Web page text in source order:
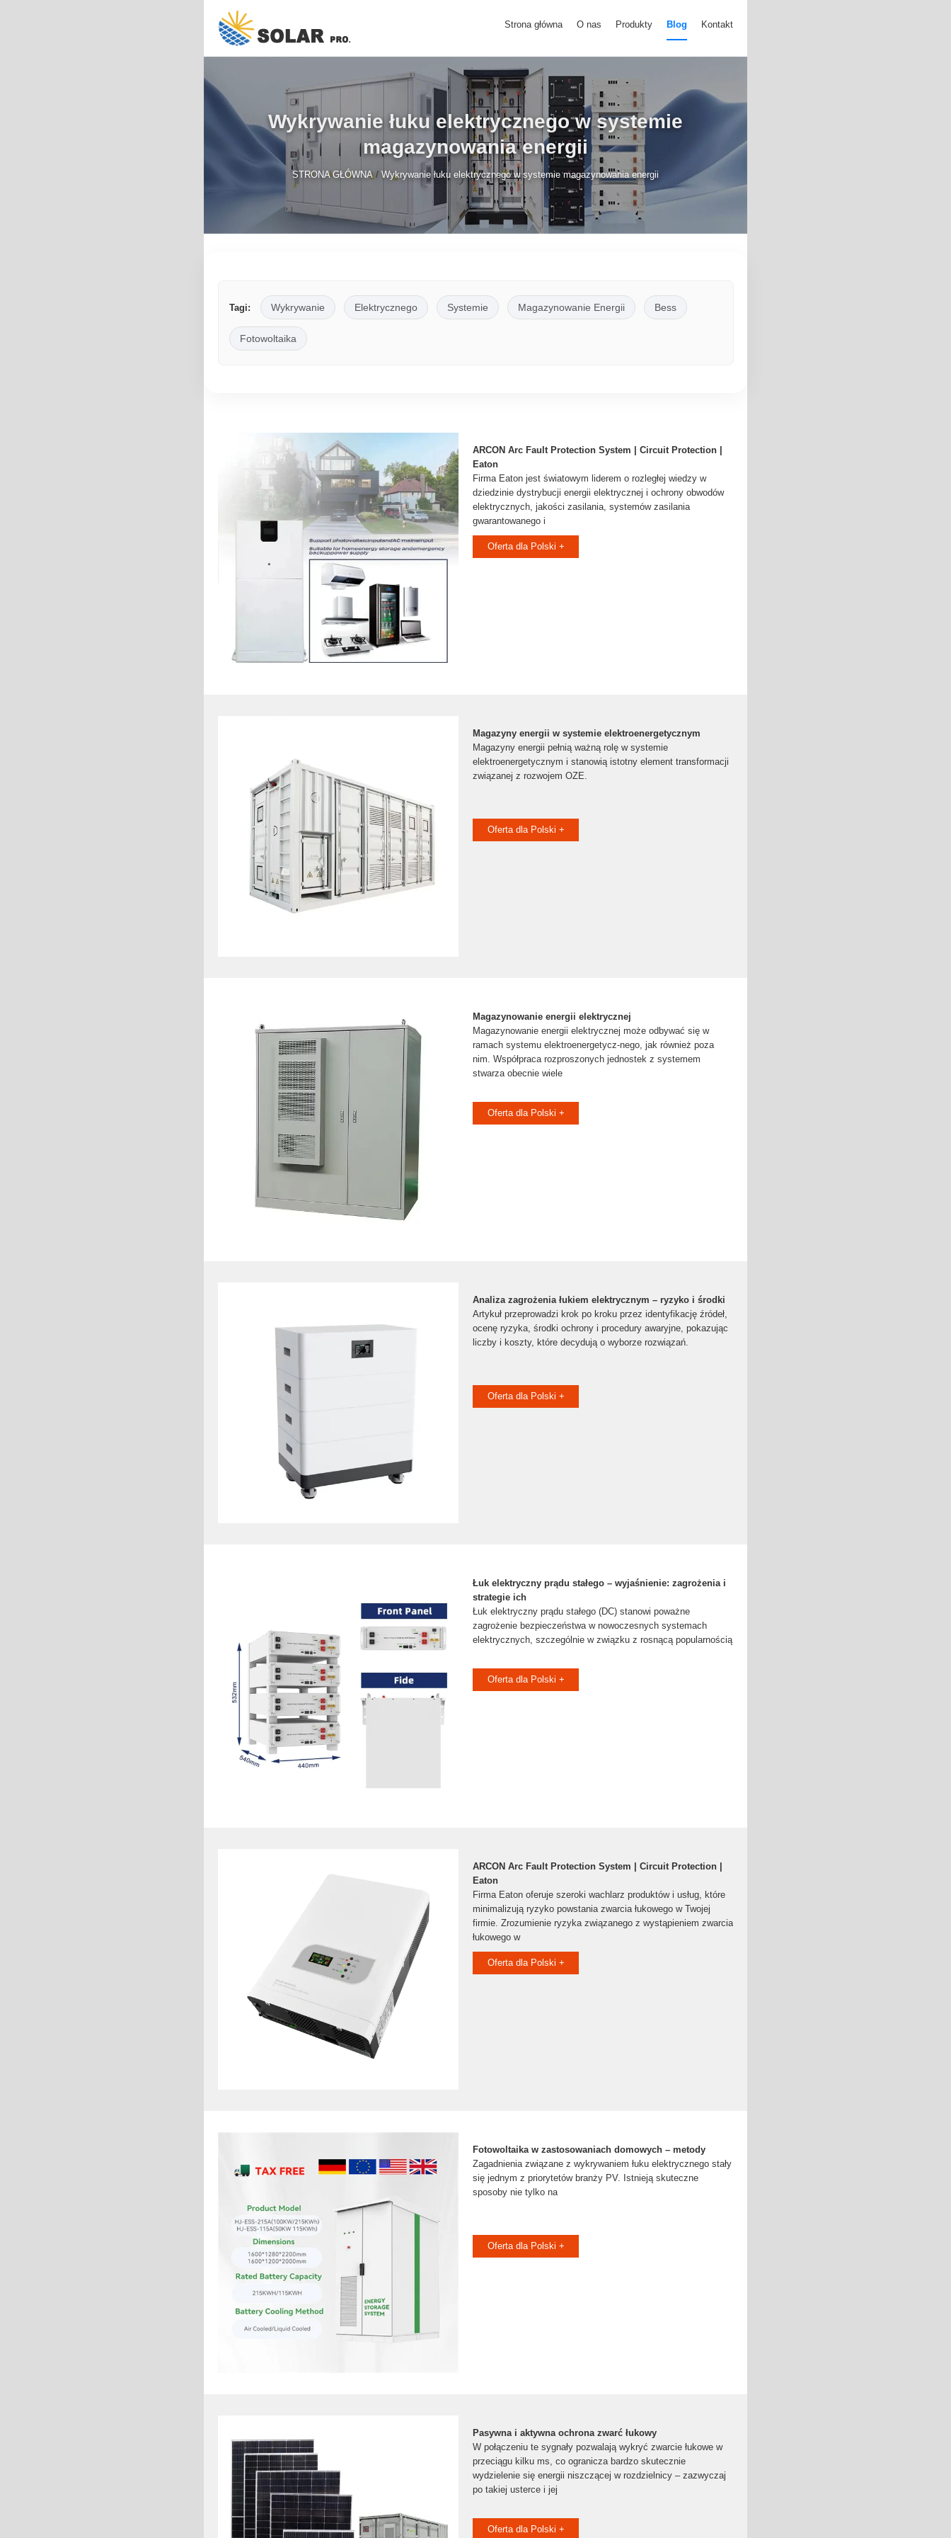
Strona główna O nas Produkty Blog Kontakt
Wykrywanie łuku elektrycznego w systemie
magazynowania energii
STRONA GŁÓWNA/ Wykrywanie łuku elektrycznego w systemie magazynowania energii
Tagi: Wykrywanie Elektrycznego Systemie Magazynowanie Energii Bess
Fotowoltaika
ARCON Arc Fault Protection System | Circuit Protection |
Eaton
Firma Eaton jest światowym liderem o rozległej wiedzy w
dziedzinie dystrybucji energii elektrycznej i ochrony obwodów
elektrycznych, jakości zasilania, systemów zasilania
gwarantowanego i
Oferta dla Polski +
Magazyny energii w systemie elektroenergetycznym
Magazyny energii pełnią ważną rolę w systemie
elektroenergetycznym i stanowią istotny element transformacji
związanej z rozwojem OZE.
Oferta dla Polski +
Magazynowanie energii elektrycznej
Magazynowanie energii elektrycznej może odbywać się w
ramach systemu elektroenergetycz-nego, jak również poza
nim. Współpraca rozproszonych jednostek z systemem
stwarza obecnie wiele
Oferta dla Polski +
Analiza zagrożenia łukiem elektrycznym – ryzyko i środki
Artykuł przeprowadzi krok po kroku przez identyfikację źródeł,
ocenę ryzyka, środki ochrony i procedury awaryjne, pokazując
liczby i koszty, które decydują o wyborze rozwiązań.
Oferta dla Polski +
Łuk elektryczny prądu stałego – wyjaśnienie: zagrożenia i
strategie ich
Łuk elektryczny prądu stałego (DC) stanowi poważne
zagrożenie bezpieczeństwa w nowoczesnych systemach
elektrycznych, szczególnie w związku z rosnącą popularnością
Oferta dla Polski +
ARCON Arc Fault Protection System | Circuit Protection |
Eaton
Firma Eaton oferuje szeroki wachlarz produktów i usług, które
minimalizują ryzyko powstania zwarcia łukowego w Twojej
firmie. Zrozumienie ryzyka związanego z wystąpieniem zwarcia
łukowego w
Oferta dla Polski +
Fotowoltaika w zastosowaniach domowych – metody
Zagadnienia związane z wykrywaniem łuku elektrycznego stały
się jednym z priorytetów branży PV. Istnieją skuteczne
sposoby nie tylko na
Oferta dla Polski +
Pasywna i aktywna ochrona zwarć łukowy
W połączeniu te sygnały pozwalają wykryć zwarcie łukowe w
przeciągu kilku ms, co ogranicza bardzo skutecznie
wydzielenie się energii niszczącej w rozdzielnicy – zazwyczaj
po takiej usterce i jej
Oferta dla Polski +